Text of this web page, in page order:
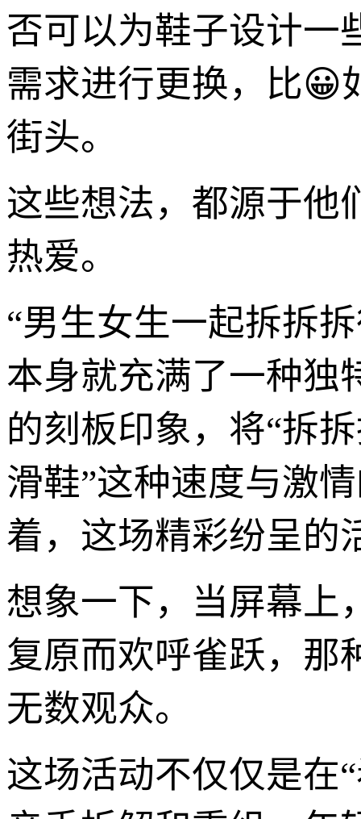
否可以为鞋子设计一
需求进行更换，比😀
街头。
这些想法，都源于他
热爱。
“男生女生一起拆拆
本身就充满了一种独
的刻板印象，将“拆
滑鞋”这种速度与激
着，这场精彩纷呈的
想象一下，当屏幕上
复原而欢呼雀跃，那
无数观众。
这场活动不仅仅是在